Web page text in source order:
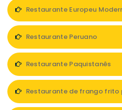
Restaurante Europeu
Restaurante Peruano
Restaurante Paquistanês
Restaurante de frango frito